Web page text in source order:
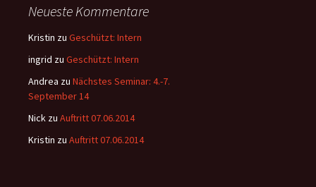
Neueste Kommentare
Kristin zu Geschützt: Intern
ingrid zu Geschützt: Intern
Andrea zu Nächstes Seminar: 4.-7.
September 14
Nick zu Auftritt 07.06.2014
Kristin zu Auftritt 07.06.2014